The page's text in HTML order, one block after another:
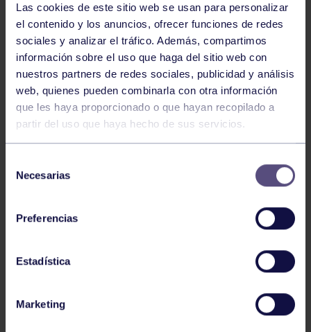
Las cookies de este sitio web se usan para personalizar
el contenido y los anuncios, ofrecer funciones de redes
sociales y analizar el tráfico. Además, compartimos
información sobre el uso que haga del sitio web con
nuestros partners de redes sociales, publicidad y análisis
web, quienes pueden combinarla con otra información
que les haya proporcionado o que hayan recopilado a
partir del uso que haya hecho de sus servicios.
Necesarias
Preferencias
Estadística
Marketing
Balonmano 25 May 2026
LEO CARDELI, CONVOCADO CON
ESPAÑA
FINAL A4 JUVENIL